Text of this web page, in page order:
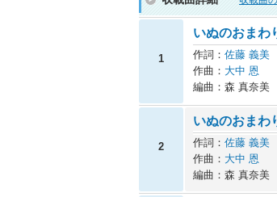
1
いぬのおまわ
作詞： 佐藤 義美
作曲： 大中 恩
編曲：森 真奈美
2
いぬのおまわ
作詞： 佐藤 義美
作曲： 大中 恩
編曲：森 真奈美